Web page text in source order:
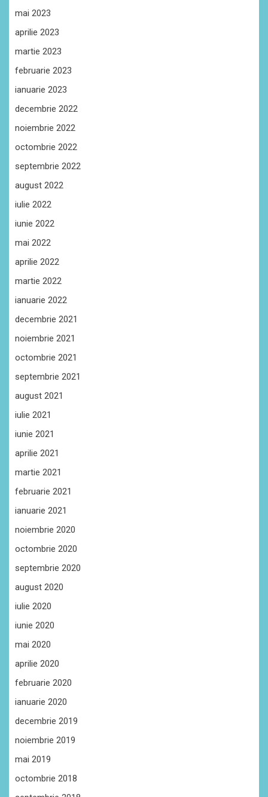
mai 2023
aprilie 2023
martie 2023
februarie 2023
ianuarie 2023
decembrie 2022
noiembrie 2022
octombrie 2022
septembrie 2022
august 2022
iulie 2022
iunie 2022
mai 2022
aprilie 2022
martie 2022
ianuarie 2022
decembrie 2021
noiembrie 2021
octombrie 2021
septembrie 2021
august 2021
iulie 2021
iunie 2021
aprilie 2021
martie 2021
februarie 2021
ianuarie 2021
noiembrie 2020
octombrie 2020
septembrie 2020
august 2020
iulie 2020
iunie 2020
mai 2020
aprilie 2020
februarie 2020
ianuarie 2020
decembrie 2019
noiembrie 2019
mai 2019
octombrie 2018